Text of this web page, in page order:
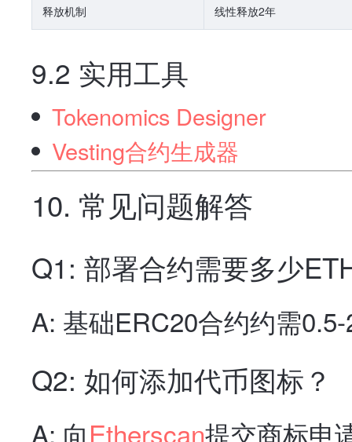
释放机制 线性释放2年
9.2 实用工具
Tokenomics Designer
Vesting合约生成器
10. 常见问题解答
Q1: 部署合约需要多少
A: 基础ERC20合约约需
Q2: 如何添加代币图标？
A: 向Etherscan提交商标申